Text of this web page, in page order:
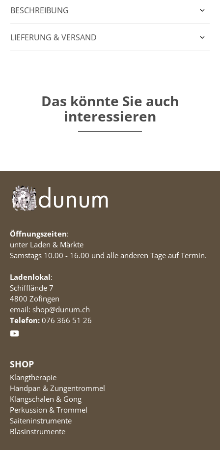
BESCHREIBUNG
LIEFERUNG & VERSAND
Das könnte Sie auch
interessieren
Öffnungszeiten:
unter Laden & Märkte
Samstags 10.00 - 16.00 und alle anderen Tage auf Termin.
Ladenlokal:
Schifflände 7
4800 Zofingen
email: shop@dunum.ch
Telefon: 076 366 51 26
SHOP
Klangtherapie
Handpan & Zungentrommel
Klangschalen & Gong
Perkussion & Trommel
Saiteninstrumente
Blasinstrumente